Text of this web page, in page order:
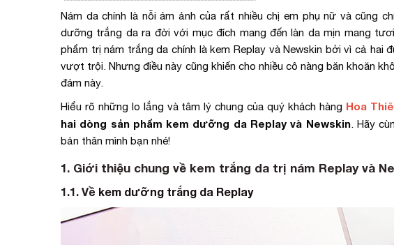
Nám da chính là nỗi ám ảnh của rất nhiều chị em phụ nữ và cũng
dưỡng trắng da ra đời với mục đích mang đến làn da mịn mang
phẩm trị nám trắng da chính là kem Replay và Newskin bởi vì cả hai
vượt trội. Nhưng điều này cũng khiến cho nhiều cô nàng băn khoăn
đám này.
Hiểu rõ những lo lắng và tâm lý chung của quý khách hàng Hoa
hai dòng sản phẩm kem dưỡng da Replay và Newskin. Hãy
bản thân mình bạn nhé!
1. Giới thiệu chung về kem trắng da trị nám Replay và
1.1. Về kem dưỡng trắng da Replay